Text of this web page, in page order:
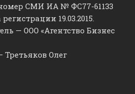
СМИ ИА № ФС77-61133
19.03.2015.
— ООО «Агентство Бизнес
Олег